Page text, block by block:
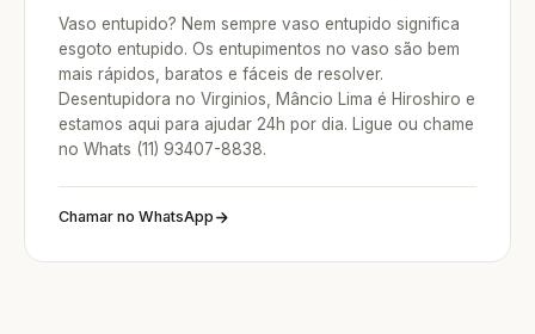
Vaso entupido? Nem sempre vaso entupido significa
esgoto entupido. Os entupimentos no vaso são bem
mais rápidos, baratos e fáceis de resolver.
Desentupidora no Virginios, Mâncio Lima é Hiroshiro e
estamos aqui para ajudar 24h por dia. Ligue ou chame
no Whats (11) 93407-8838.
Chamar no WhatsApp